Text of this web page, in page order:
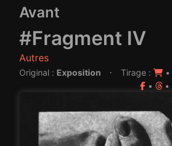
Avant
#Fragment IV
Autres
Original : Exposition · Tirage : •
•
•